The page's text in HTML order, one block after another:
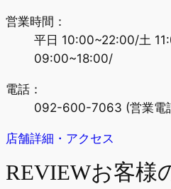
営業時間：
平日 10:00~22:00/土
09:00~18:00/
電話：
092-600-7063 (営業電
店舗詳細・アクセス
REVIEWお客様